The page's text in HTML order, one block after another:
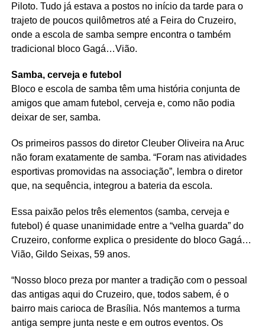
Piloto. Tudo já estava a postos no início da tarde para o
trajeto de poucos quilômetros até a Feira do Cruzeiro,
onde a escola de samba sempre encontra o também
tradicional bloco Gagá…Vião.
Samba, cerveja e futebol
Bloco e escola de samba têm uma história conjunta de
amigos que amam futebol, cerveja e, como não podia
deixar de ser, samba.
Os primeiros passos do diretor Cleuber Oliveira na Aruc
não foram exatamente de samba. “Foram nas atividades
esportivas promovidas na associação”, lembra o diretor
que, na sequência, integrou a bateria da escola.
Essa paixão pelos três elementos (samba, cerveja e
futebol) é quase unanimidade entre a “velha guarda” do
Cruzeiro, conforme explica o presidente do bloco Gagá…
Vião, Gildo Seixas, 59 anos.
“Nosso bloco preza por manter a tradição com o pessoal
das antigas aqui do Cruzeiro, que, todos sabem, é o
bairro mais carioca de Brasília. Nós mantemos a turma
antiga sempre junta neste e em outros eventos. Os